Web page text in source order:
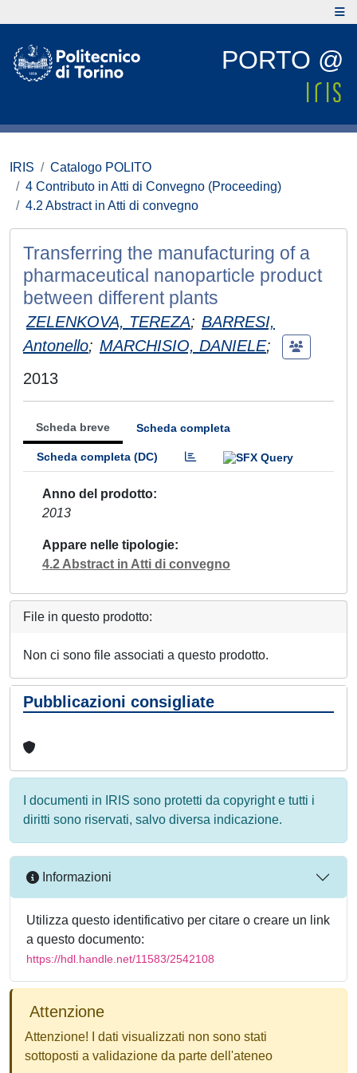
PORTO @
IRIS
Catalogo POLITO
4 Contributo in Atti di Convegno (Proceeding)
4.2 Abstract in Atti di convegno
Transferring the manufacturing of a
pharmaceutical nanoparticle product
between different plants
ZELENKOVA, TEREZA; BARRESI,
Antonello; MARCHISIO, DANIELE;
2013
Scheda breve Scheda completa
Scheda completa (DC)
Anno del prodotto
2013
Appare nelle tipologie
4.2 Abstract in Atti di convegno
File in questo prodotto:
Non ci sono file associati a questo prodotto.
Pubblicazioni consigliate
I documenti in IRIS sono protetti da copyright e tutti i
diritti sono riservati, salvo diversa indicazione.
Informazioni
Utilizza questo identificativo per citare o creare un link
a questo documento:
https://hdl.handle.net/11583/2542108
Attenzione
Attenzione! I dati visualizzati non sono stati
sottoposti a validazione da parte dell'ateneo